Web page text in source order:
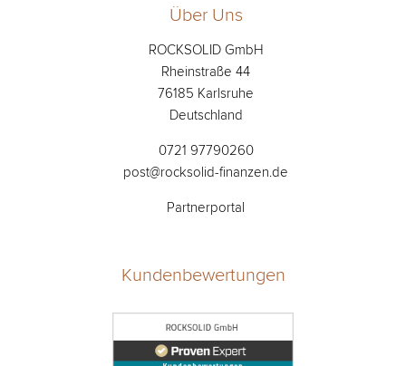
Über Uns
ROCKSOLID GmbH
Rheinstraße 44
76185 Karlsruhe
Deutschland
0721 97790260
post@rocksolid-finanzen.de
Partnerportal
Kundenbewertungen